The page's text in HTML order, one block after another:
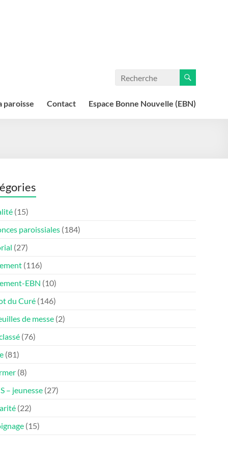
paroisse Contact Espace Bonne Nouvelle (EBN)
(15)
paroissiales (184)
(27)
(116)
EBN (10)
du Curé (146)
de messe (2)
(76)
(81)
(8)
– jeunesse (27)
(22)
(15)